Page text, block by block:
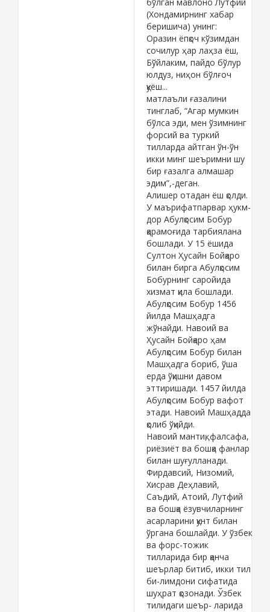
(Хондамирнинг хабар
беришича) унинг:
Оразин ёпқоч кўзимдан
сочилур ҳар лаҳза ёш,
Бўйлаким, пайдо бўлур
юлдуз, ниҳон бўлғоч
қуёш...
матлаъли ғазалини
тинглаб, “Агар мумкин
бўлса эди, мен ўзимнинг
форсий ва туркий
тилларда айтган ўн-ўн
икки минг шеъримни шу
бир ғазалга алмашар
эдим”,-деган.
Алишер отадан ёш қолди.
У маърифатпарвар ҳукм-
дор Абулқосим Бобур
қарамоғида тарбиялана
бошлади. У 15 ёшида
Султон Ҳусайн Бойқаро
билан бирга Абулқосим
Бобурнинг саройида
хизмат қила бошлади.
Абулқосим Бобур 1456
йилда Машҳадга
жўнайди. Навоий ва
Ҳусайн Бойқаро ҳам
Абулқосим Бобур билан
Машҳадга бориб, ўша
ерда ўқишни давом
эттиришади. 1457 йилда
Абулқосим Бобур вафот
этади. Навоий Машҳадда
қолиб ўқийди.
Навоий мантиқ, фалсафа,
риёзиёт ва бошқа фанлар
билан шуғулланади.
Фирдавсий, Низомий,
Хисрав Деҳлавий,
Саъдий, Атоий, Лутфий
ва бошқа ёзувчиларнинг
асарларини қунт билан
ўргана бошлайди. У ўзбек
ва форс-тожик
тилларида бир қанча
шеърлар битиб, икки тил
би-лимдони сифатида
шуҳрат қозонади. Ўзбек
тилидаги шеър- ларида